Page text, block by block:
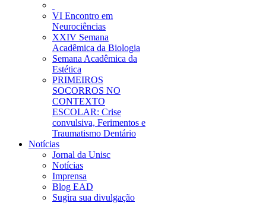
VI Encontro em
Neurociências
XXIV Semana
Acadêmica da Biologia
Semana Acadêmica da
Estética
PRIMEIROS
SOCORROS NO
CONTEXTO
ESCOLAR: Crise
convulsiva, Ferimentos e
Traumatismo Dentário
Notícias
Jornal da Unisc
Notícias
Imprensa
Blog EAD
Sugira sua divulgação